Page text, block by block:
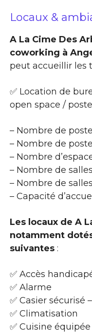
Locaux &
A La Cime Des
coworking à
peut accueillir les
✅ Location de
open space /
– Nombre de
– Nombre de
– Nombre
– Nombre de
– Nombre de
– Capacité
Les locaux de A
notamment
suivantes :
✅ Accès
✅ Alarme
✅ Casier sécurisé
✅ Climatisation
✅ Cuisine équipée